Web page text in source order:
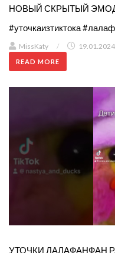
НОВЫЙ СКРЫТЫЙ
#уточкаизтиктока
MissKaty / 19.01.2024
READ MORE
УТОЧКИ ЛАЛАФАНФАН